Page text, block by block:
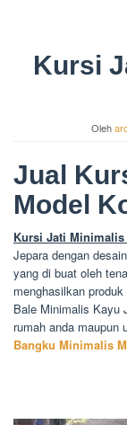
Kursi
Oleh
Jual
Model
Kursi Jati
Jepara dengan
yang di buat oleh
menghasilkan
Bale Minimalis Kayu
rumah anda maupun
Bangku Minimalis